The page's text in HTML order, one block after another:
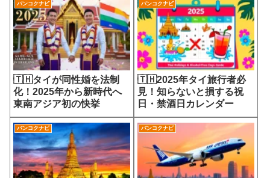
バンコクナビ
🇹🇭タイが同性婚を法制
化！2025年から新時代へ
東南アジア初の快挙
バンコクナビ
🇹🇭2025年タイ旅行者必
見！知らないと損する祝
日・禁酒日カレンダー
バンコクナビ バンコクナビ